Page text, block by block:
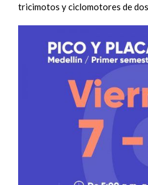
tricimotos y ciclomotores de